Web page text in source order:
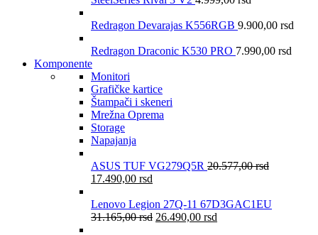
Redragon Devarajas K556RGB 9.900,00 rsd
Redragon Draconic K530 PRO 7.990,00 rsd
Komponente
Monitori
Grafičke kartice
Štampači i skeneri
Mrežna Oprema
Storage
Napajanja
ASUS TUF VG279Q5R 20.577,00rsd
17.490,00 rsd
Lenovo Legion 27Q-11 67D3GAC1EU
31.165,00rsd 26.490,00 rsd